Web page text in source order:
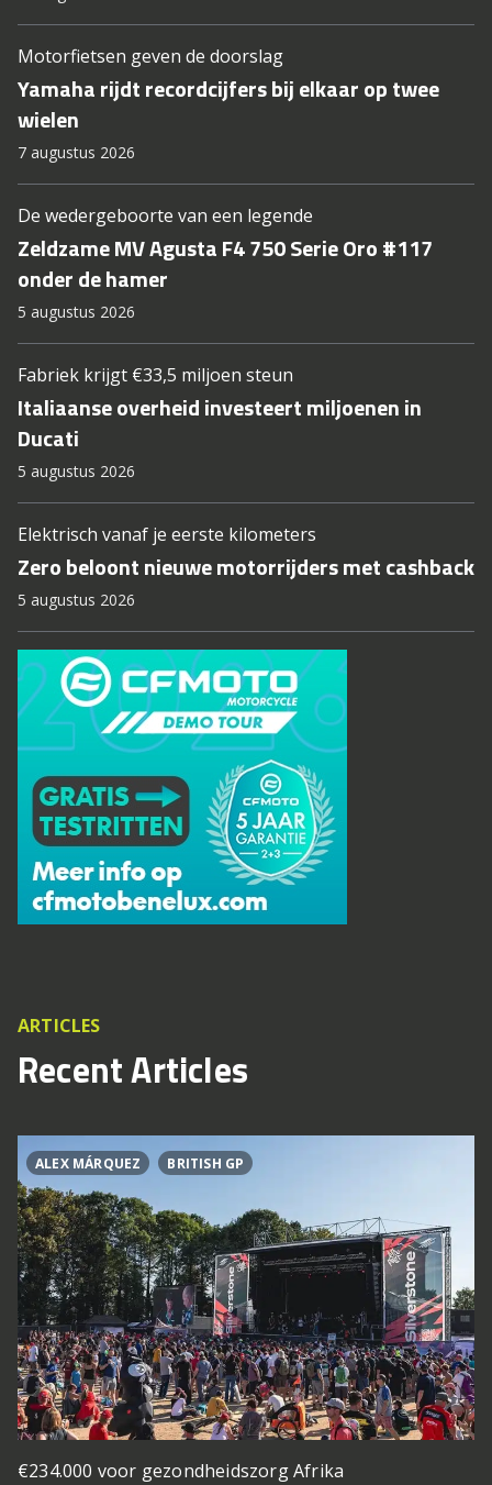
Motorfietsen geven de doorslag
Yamaha rijdt recordcijfers bij elkaar op twee
wielen
7 augustus 2026
De wedergeboorte van een legende
Zeldzame MV Agusta F4 750 Serie Oro #117
onder de hamer
5 augustus 2026
Fabriek krijgt €33,5 miljoen steun
Italiaanse overheid investeert miljoenen in
Ducati
5 augustus 2026
Elektrisch vanaf je eerste kilometers
Zero beloont nieuwe motorrijders met cashback
5 augustus 2026
ARTICLES
Recent Articles
ALEX MÁRQUEZ BRITISH GP
€234.000 voor gezondheidszorg Afrika